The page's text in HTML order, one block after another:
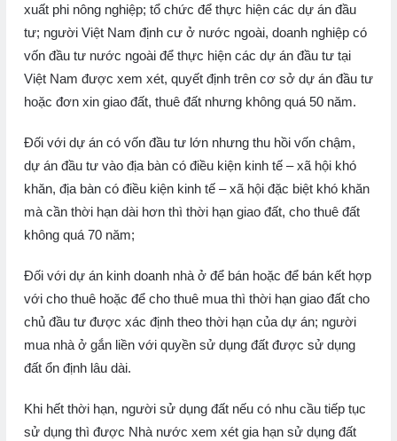
xuất phi nông nghiệp; tổ chức để thực hiện các dự án đầu
tư; người Việt Nam định cư ở nước ngoài, doanh nghiệp có
vốn đầu tư nước ngoài để thực hiện các dự án đầu tư tại
Việt Nam được xem xét, quyết định trên cơ sở dự án đầu tư
hoặc đơn xin giao đất, thuê đất nhưng không quá 50 năm.
Đối với dự án có vốn đầu tư lớn nhưng thu hồi vốn chậm,
dự án đầu tư vào địa bàn có điều kiện kinh tế – xã hội khó
khăn, địa bàn có điều kiện kinh tế – xã hội đặc biệt khó khăn
mà cần thời hạn dài hơn thì thời hạn giao đất, cho thuê đất
không quá 70 năm;
Đối với dự án kinh doanh nhà ở để bán hoặc để bán kết hợp
với cho thuê hoặc để cho thuê mua thì thời hạn giao đất cho
chủ đầu tư được xác định theo thời hạn của dự án; người
mua nhà ở gắn liền với quyền sử dụng đất được sử dụng
đất ổn định lâu dài.
Khi hết thời hạn, người sử dụng đất nếu có nhu cầu tiếp tục
sử dụng thì được Nhà nước xem xét gia hạn sử dụng đất